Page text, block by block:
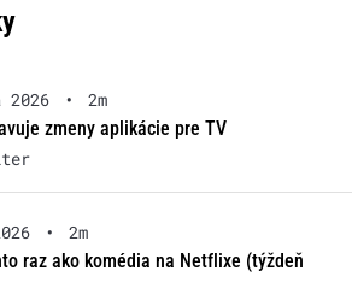
•
2m
zmeny aplikácie pre TV
•
2m
raz ako komédia na Netflixe (týždeň